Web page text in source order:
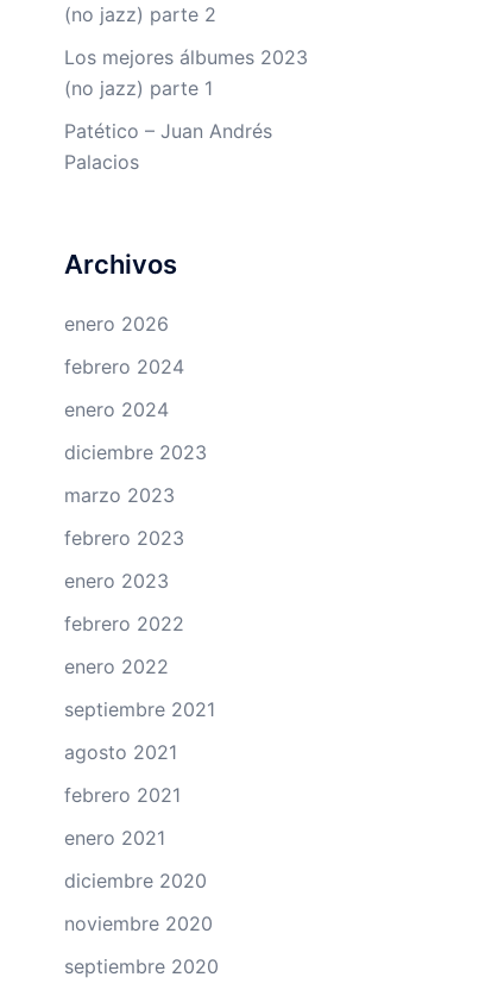
(no jazz) parte 2
Los mejores álbumes 2023
(no jazz) parte 1
Patético – Juan Andrés
Palacios
Archivos
enero 2026
febrero 2024
enero 2024
diciembre 2023
marzo 2023
febrero 2023
enero 2023
febrero 2022
enero 2022
septiembre 2021
agosto 2021
febrero 2021
enero 2021
diciembre 2020
noviembre 2020
septiembre 2020